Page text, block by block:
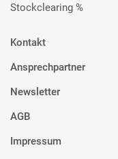
Stockclearing %
Kontakt
Ansprechpartner
Newsletter
AGB
Impressum